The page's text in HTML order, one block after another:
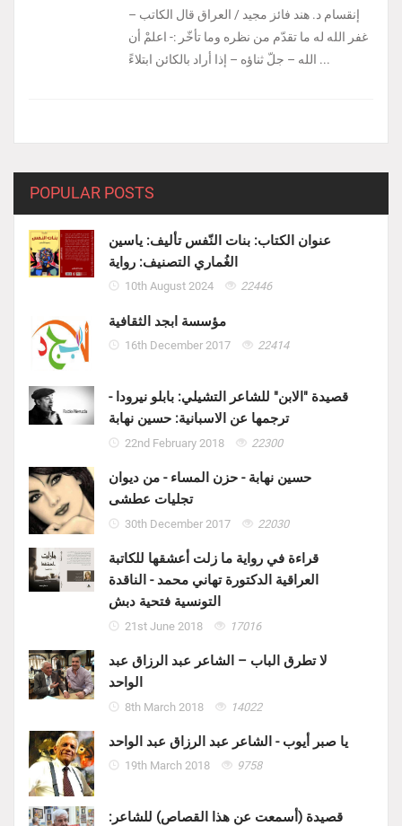
إنقسام د. هند فائز مجيد / العراق ‏قال الكاتب –
غفر الله له ما تقدّم من نظره وما تأخّر :- ‏اعلمْ أن
الله – جلّ ثناؤه – إذا أراد بالكائن ابتلاءً ...
POPULAR POSTS
عنوان الكتاب: بنات النّفس تأليف: ياسين
الغُماري التصنيف: رواية
10th August 2024 22446
مؤسسة ابجد الثقافية
16th December 2017 22414
قصيدة "الابن" للشاعر التشيلي: بابلو نيرودا -
ترجمها عن الاسبانية: حسين نهابة
22nd February 2018 22300
حسين نهابة - حزن المساء - من ديوان
تجليات عطشى
30th December 2017 22030
قراءة في رواية ما زلت أعشقها للكاتبة
العراقية الدكتورة تهاني محمد - الناقدة
التونسية فتحية دبش
21st June 2018 17016
لا تطرق الباب – الشاعر عبد الرزاق عبد
الواحد
8th March 2018 14022
يا صبر أيوب - الشاعر عبد الرزاق عبد الواحد
19th March 2018 9758
قصيدة (أسمعت عن هذا القصاص) للشاعر: